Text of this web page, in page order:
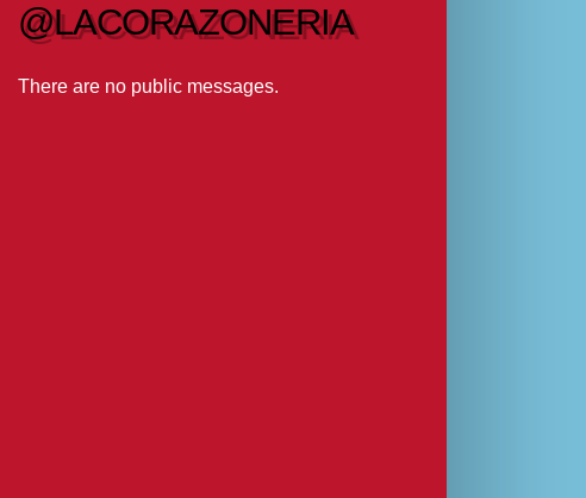
@LACORAZONERIA
There are no public messages.